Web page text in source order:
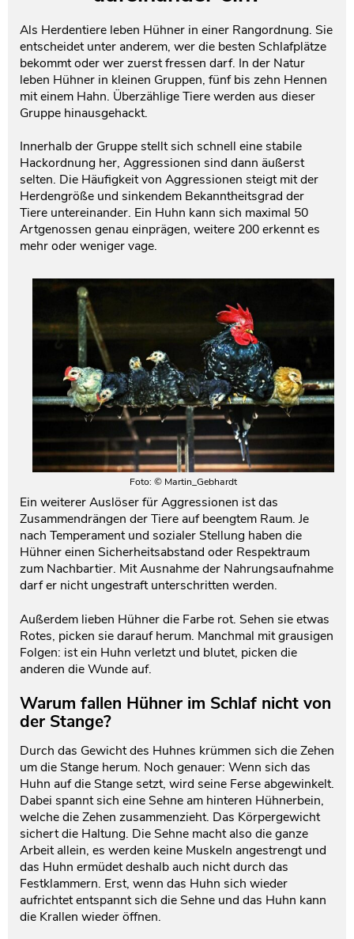
Als Herdentiere leben Hühner in einer Rangordnung. Sie
entscheidet unter anderem, wer die besten Schlafplätze
bekommt oder wer zuerst fressen darf. In der Natur
leben Hühner in kleinen Gruppen, fünf bis zehn Hennen
mit einem Hahn. Überzählige Tiere werden aus dieser
Gruppe hinausgehackt.
Innerhalb der Gruppe stellt sich schnell eine stabile
Hackordnung her, Aggressionen sind dann äußerst
selten. Die Häufigkeit von Aggressionen steigt mit der
Herdengröße und sinkendem Bekanntheitsgrad der
Tiere untereinander. Ein Huhn kann sich maximal 50
Artgenossen genau einprägen, weitere 200 erkennt es
mehr oder weniger vage.
Foto: © Martin_Gebhardt
Ein weiterer Auslöser für Aggressionen ist das
Zusammendrängen der Tiere auf beengtem Raum. Je
nach Temperament und sozialer Stellung haben die
Hühner einen Sicherheitsabstand oder Respektraum
zum Nachbartier. Mit Ausnahme der Nahrungsaufnahme
darf er nicht ungestraft unterschritten werden.
Außerdem lieben Hühner die Farbe rot. Sehen sie etwas
Rotes, picken sie darauf herum. Manchmal mit grausigen
Folgen: ist ein Huhn verletzt und blutet, picken die
anderen die Wunde auf.
Warum fallen Hühner im Schlaf nicht von
der Stange?
Durch das Gewicht des Huhnes krümmen sich die Zehen
um die Stange herum. Noch genauer: Wenn sich das
Huhn auf die Stange setzt, wird seine Ferse abgewinkelt.
Dabei spannt sich eine Sehne am hinteren Hühnerbein,
welche die Zehen zusammenzieht. Das Körpergewicht
sichert die Haltung. Die Sehne macht also die ganze
Arbeit allein, es werden keine Muskeln angestrengt und
das Huhn ermüdet deshalb auch nicht durch das
Festklammern. Erst, wenn das Huhn sich wieder
aufrichtet entspannt sich die Sehne und das Huhn kann
die Krallen wieder öffnen.
Testament und Nachlass
Netzwerk- und Kooperationspartner